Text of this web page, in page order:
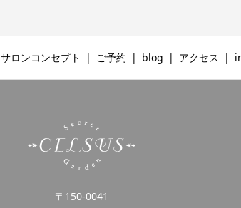
サロンコンセプト ご予約 blog アクセス
〒150-0041